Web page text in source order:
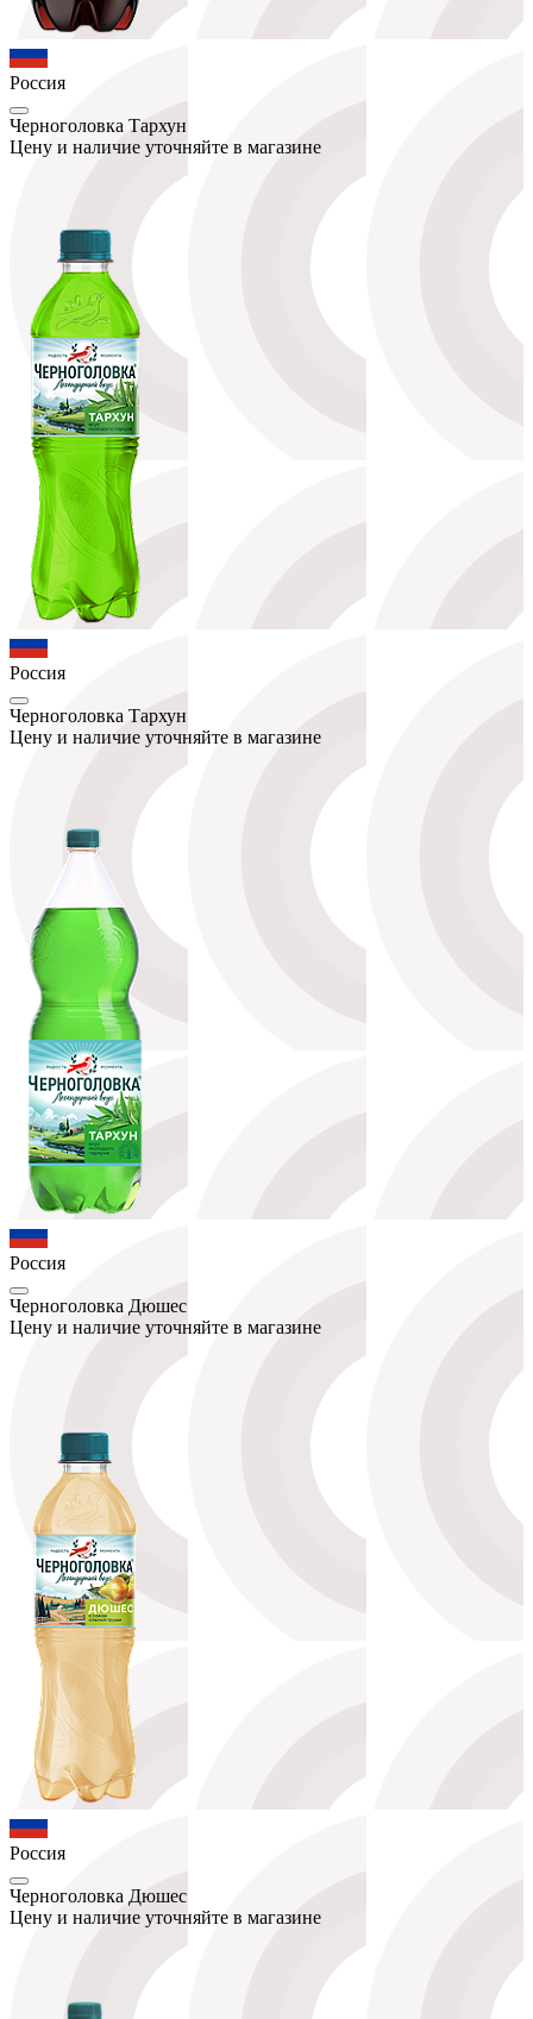
Россия
Черноголовка Тархун
Цену и наличие уточняйте в магазине
Россия
Черноголовка Тархун
Цену и наличие уточняйте в магазине
Россия
Черноголовка Дюшес
Цену и наличие уточняйте в магазине
Россия
Черноголовка Дюшес
Цену и наличие уточняйте в магазине